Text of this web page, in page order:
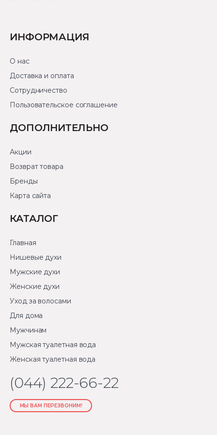
ИНФОРМАЦИЯ
О нас
Доставка и оплата
Сотрудничество
Пользовательское соглашение
ДОПОЛНИТЕЛЬНО
Акции
Возврат товара
Бренды
Карта сайта
КАТАЛОГ
Главная
Нишевые духи
Мужские духи
Женские духи
Уход за волосами
Для дома
Мужчинам
Мужская туалетная вода
Женская туалетная вода
(044) 222-66-22
МЫ ВАМ ПЕРЕЗВОНИМ!